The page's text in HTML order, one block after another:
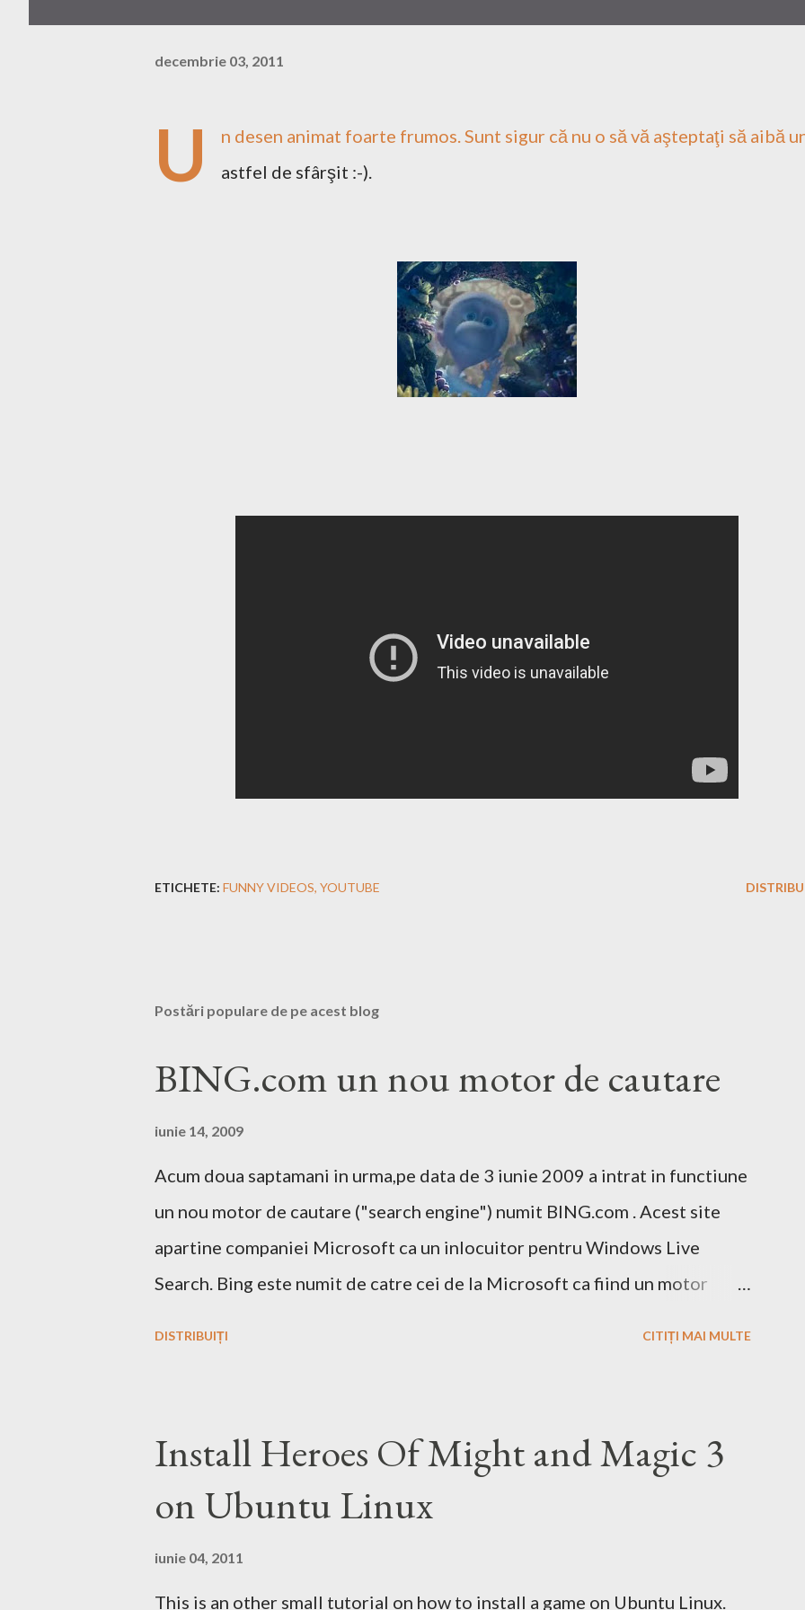
decembrie 03, 2011
U
n desen animat foarte frumos. Sunt sigur că nu o să vă aşteptaţi să aibă
astfel de sfârşit :-).
ETICHETE: FUNNY VIDEOS YOUTUBE
Postări populare de pe acest blog
BING.com un nou motor de cautare
iunie 14, 2009
Acum doua saptamani in urma,pe data de 3 iunie 2009 a intrat in functiune
un nou motor de cautare ("search engine") numit BING.com . Acest site
apartine companiei Microsoft ca un inlocuitor pentru Windows Live
Search. Bing este numit de catre cei de la Microsoft ca fiind un motor
Ramane la decizia voastra ce motor de cautare sa folositi!
DISTRIBUIȚI CITIȚI MAI MULTE
Install Heroes Of Might and Magic 3
on Ubuntu Linux
iunie 04, 2011
This is an other small tutorial on how to install a game on Ubuntu Linux.